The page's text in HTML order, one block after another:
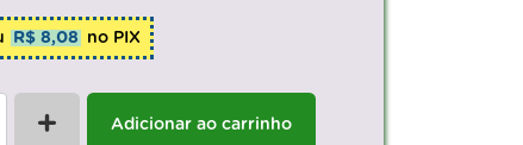
R$ 8,08 no PIX
+ Adicionar ao carrinho